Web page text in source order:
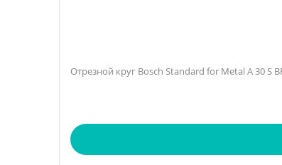
Отрезной круг Bosch Standard for Metal A 30 S